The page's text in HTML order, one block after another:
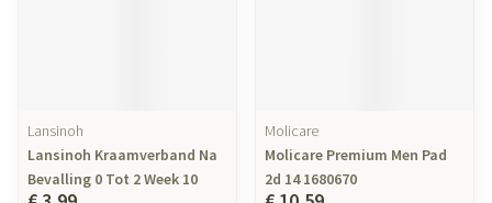
Lansinoh
Lansinoh Kraamverband Na
Bevalling 0 Tot 2 Week 10
Molicare
Molicare Premium Men Pad
2d 14 1680670